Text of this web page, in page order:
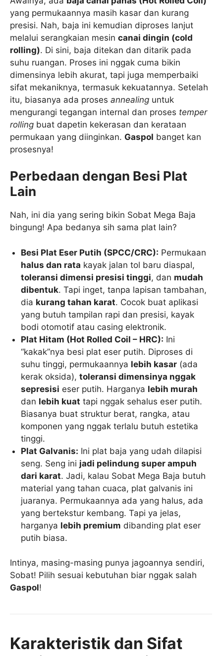
yang permukaannya masih kasar dan kurang
presisi. Nah, baja ini kemudian diproses lanjut
melalui serangkaian mesin canai dingin (cold
rolling). Di sini, baja ditekan dan ditarik pada
suhu ruangan. Proses ini nggak cuma bikin
dimensinya lebih akurat, tapi juga memperbaiki
sifat mekaniknya, termasuk kekuatannya. Setelah
itu, biasanya ada proses annealing untuk
mengurangi tegangan internal dan proses temper
rolling buat dapetin kekerasan dan kerataan
permukaan yang diinginkan. Gaspol banget kan
prosesnya!
Perbedaan dengan Besi Plat
Lain
Nah, ini dia yang sering bikin Sobat Mega Baja
bingung! Apa bedanya sih sama plat lain?
Besi Plat Eser Putih (SPCC/CRC): Permukaan
halus dan rata kayak jalan tol baru diaspal,
toleransi dimensi presisi tinggi, dan mudah
dibentuk. Tapi inget, tanpa lapisan tambahan,
dia kurang tahan karat. Cocok buat aplikasi
yang butuh tampilan rapi dan presisi, kayak
bodi otomotif atau casing elektronik.
Plat Hitam (Hot Rolled Coil – HRC): Ini
“kakak”nya besi plat eser putih. Diproses di
suhu tinggi, permukaannya lebih kasar (ada
kerak oksida),toleransi dimensinya nggak
sepresisi eser putih. Harganya lebih murah
dan lebih kuat tapi nggak sehalus eser putih.
Biasanya buat struktur berat, rangka, atau
komponen yang nggak terlalu butuh estetika
tinggi.
Plat Galvanis: Ini plat baja yang udah dilapisi
seng. Seng ini jadi pelindung super ampuh
dari karat. Jadi, kalau Sobat Mega Baja butuh
material yang tahan cuaca, plat galvanis ini
juaranya. Permukaannya ada yang halus, ada
yang bertekstur kembang. Tapi ya jelas,
harganya lebih premium dibanding plat eser
putih biasa.
Intinya, masing-masing punya jagoannya sendiri,
Sobat! Pilih sesuai kebutuhan biar nggak salah
Gaspol!
Karakteristik dan Sifat